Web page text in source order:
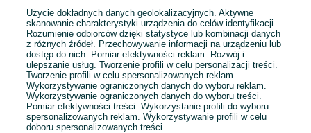
1 2 3 4 5
Użycie dokładnych danych geolokalizacyjnych. Aktywne
skanowanie charakterystyki urządzenia do celów identyfikacji.
Rozumienie odbiorców dzięki statystyce lub kombinacji danych
z różnych źródeł. Przechowywanie informacji na urządzeniu lub
dostęp do nich. Pomiar efektywności reklam. Rozwój i
ulepszanie usług. Tworzenie profili w celu personalizacji treści.
Tworzenie profili w celu spersonalizowanych reklam.
Wykorzystywanie ograniczonych danych do wyboru reklam.
Wykorzystywanie ograniczonych danych do wyboru treści.
Pomiar efektywności treści. Wykorzystanie profili do wyboru
spersonalizowanych reklam. Wykorzystywanie profili w celu
doboru spersonalizowanych treści.